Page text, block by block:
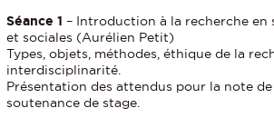
Séance 1 – Introduction à la recherche en
et sociales (Aurélien Petit)
Types, objets, méthodes, éthique de la
interdisciplinarité.
Présentation des attendus pour la note
soutenance de stage.